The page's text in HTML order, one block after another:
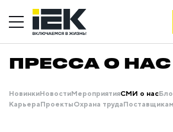
ПРЕССА О НАС
НовинкиНовостиМероприятияСМИ о нас
КарьераПроектыОхрана труда